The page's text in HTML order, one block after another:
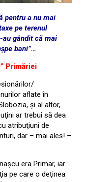
pentru a nu mai
pe terenul
au gândit că mai
bani”…
Primăriei
aflate în
şi al altor,
ar trebui să dea
atribuţiuni de
dar – mai ales! –
era Primar, iar
pe care o deţinea